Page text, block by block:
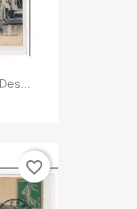
favorite_border